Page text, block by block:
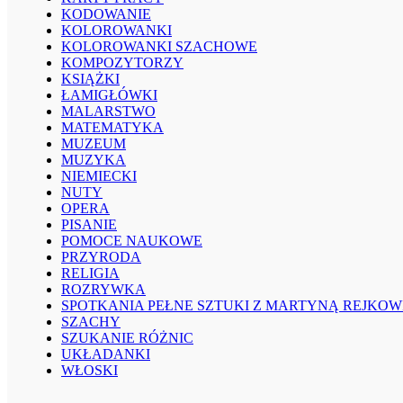
KODOWANIE
KOLOROWANKI
KOLOROWANKI SZACHOWE
KOMPOZYTORZY
KSIĄŻKI
ŁAMIGŁÓWKI
MALARSTWO
MATEMATYKA
MUZEUM
MUZYKA
NIEMIECKI
NUTY
OPERA
PISANIE
POMOCE NAUKOWE
PRZYRODA
RELIGIA
ROZRYWKA
SPOTKANIA PEŁNE SZTUKI Z MARTYNĄ
SZACHY
SZUKANIE RÓŻNIC
UKŁADANKI
WŁOSKI